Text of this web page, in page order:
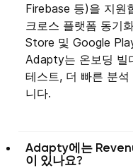
Firebase 등)을 지원
크로스 플랫폼 동기
Store 및 Google
Adapty는 온보딩 빌
테스트, 더 빠른 분
니다.
Adapty에는
이 있나요?